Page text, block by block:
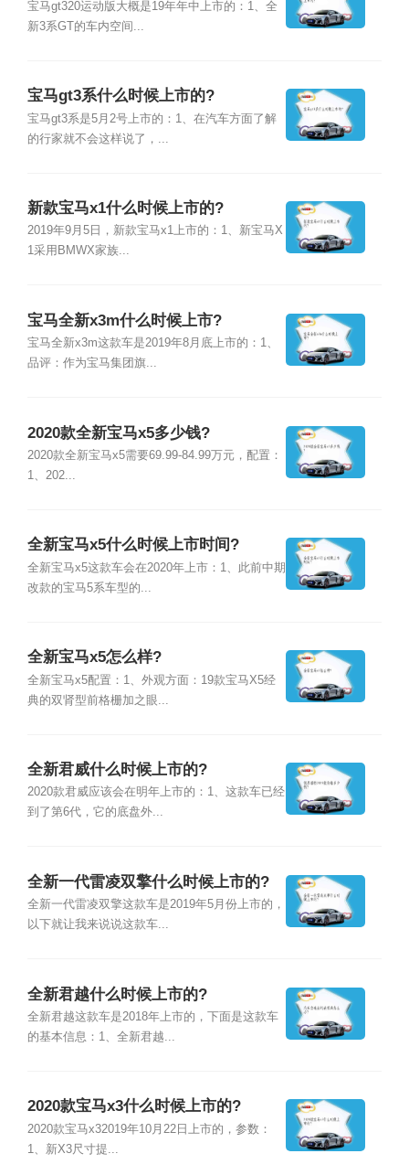
宝马gt320运动版大概是19年年中上市的：1、全
新3系GT的车内空间...
宝马gt3系什么时候上市的?
宝马gt3系是5月2号上市的：1、在汽车方面了解
的行家就不会这样说了，...
新款宝马x1什么时候上市的?
2019年9月5日，新款宝马x1上市的：1、新宝马X
1采用BMWX家族...
宝马全新x3m什么时候上市?
宝马全新x3m这款车是2019年8月底上市的：1、
品评：作为宝马集团旗...
2020款全新宝马x5多少钱?
2020款全新宝马x5需要69.99-84.99万元，配置：
1、202...
全新宝马x5什么时候上市时间?
全新宝马x5这款车会在2020年上市：1、此前中期
改款的宝马5系车型的...
全新宝马x5怎么样?
全新宝马x5配置：1、外观方面：19款宝马X5经
典的双肾型前格栅加之眼...
全新君威什么时候上市的?
2020款君威应该会在明年上市的：1、这款车已经
到了第6代，它的底盘外...
全新一代雷凌双擎什么时候上市的?
全新一代雷凌双擎这款车是2019年5月份上市的，
以下就让我来说说这款车...
全新君越什么时候上市的?
全新君越这款车是2018年上市的，下面是这款车
的基本信息：1、全新君越...
2020款宝马x3什么时候上市的?
2020款宝马x32019年10月22日上市的，参数：
1、新X3尺寸提...